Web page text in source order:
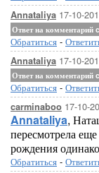
Annataliya 17-10-
Ответ на комментарий
Обратиться -
Annataliya 17-10-
Ответ на комментарий
Обратиться -
carminaboo 17-10-
Annataliya,
пересмотрела
рождения
Обратиться -